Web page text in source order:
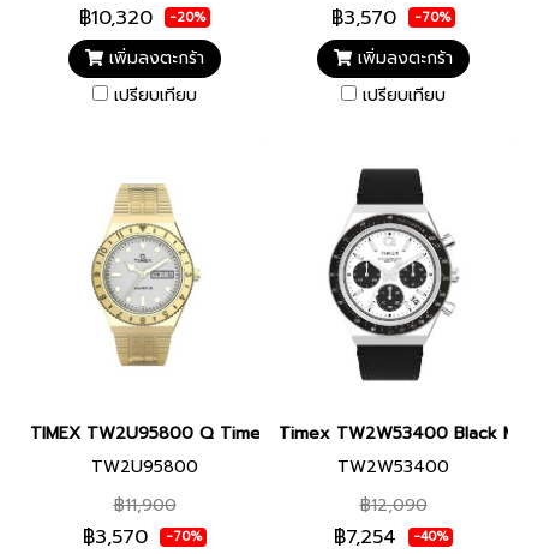
฿10,320 -20%
เพิ่มลงตะกร้า
เปรียบเทียบ
฿3,570 -70%
เพิ่มลงตะกร้า
เปรียบเทียบ
TIMEX TW2U95800 Q Timex 36mm Stainless Steel Bracelet
TW2U95800
฿11,900
฿3,570 -70%
Timex TW2W53400 Black
TW2W53400
฿12,090
฿7,254 -40%